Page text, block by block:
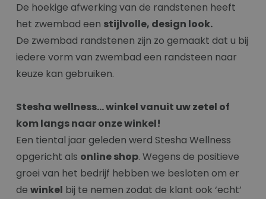
De hoekige afwerking van de randstenen heeft
het zwembad een stijlvolle, design look.
De zwembad randstenen zijn zo gemaakt dat u bij
iedere vorm van zwembad een randsteen naar
keuze kan gebruiken.
Stesha wellness… winkel vanuit uw zetel of
kom langs naar onze winkel!
Een tiental jaar geleden werd Stesha Wellness
opgericht als online shop. Wegens de positieve
groei van het bedrijf hebben we besloten om er
de winkel bij te nemen zodat de klant ook ‘echt’